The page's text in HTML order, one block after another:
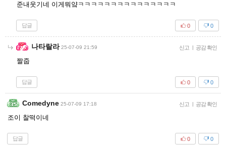
준내웃기네 이게뭐얔ㅋㅋㅋㅋㅋㅋㅋㅋㅋㅋㅋㅋㅋㅋㅋ
답글 0
0
나타랄라 25-07-09 21:59 신고 공감 확인
짤줍
답글 0
0
Comedyne 25-07-09 17:18 신고 공감 확인
조이 찰떡이네
답글 0
0